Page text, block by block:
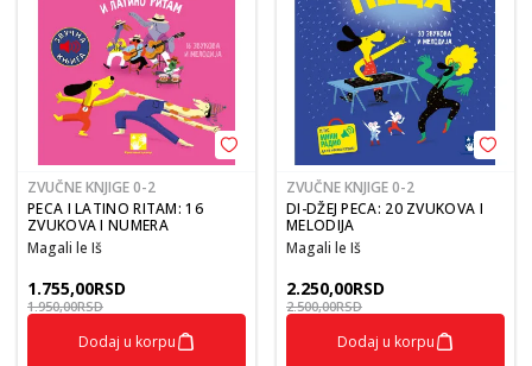
ZVUČNE KNJIGE 0-2
PECA I LATINO RITAM: 16
ZVUKOVA I NUMERA
Magali le Iš
1.755,00RSD
1.950,00RSD
Dodaj u korpu
ZVUČNE KNJIGE 0-2
DI-DŽEJ PECA: 20 ZVUKOVA I
MELODIJA
Magali le Iš
2.250,00RSD
2.500,00RSD
Dodaj u korpu